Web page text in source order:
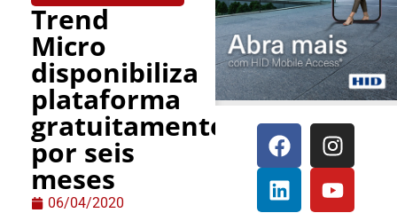
Trend
Micro
disponibiliza
plataforma
gratuitamente
por seis
meses
06/04/2020